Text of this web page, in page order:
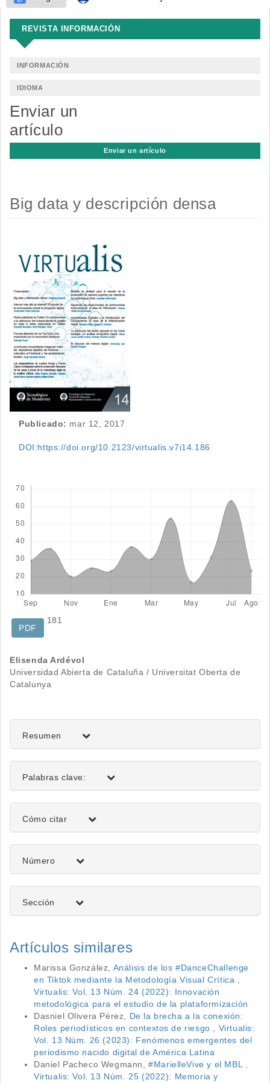
REVISTA INFORMACIÓN
INFORMACIÓN
IDIOMA
Enviar un
artículo
Enviar un artículo
Big data y descripción densa
lateral
del
artículo
Publicado: mar 12, 2017
DOI:https://doi.org/10.2123/virtualis.v7i14.186
181
PDF
Contenido
principal
artículo
Elisenda Ardévol
Universidad Abierta de Cataluña / Universitat Oberta de
Catalunya
Resumen
Palabras clave:
Detalles
del
artículo
Cómo citar
Número
Sección
Artículos similares
Marissa González, Análisis de los #DanceChallenge
en Tiktok mediante la Metodología Visual Crítica
Virtualis: Vol. 13 Núm. 24 (2022): Innovación
metodológica para el estudio de la plataformización
Dasniel Olivera Pérez, De la brecha a la conexión:
Roles periodísticos en contextos de riesgo
Virtualis:
Vol. 13 Núm. 26 (2023): Fenómenos emergentes del
periodismo nacido digital de América Latina
Daniel Pacheco Wegmann,#MarielleVive y el MBL
Virtualis: Vol. 13 Núm. 25 (2022): Memoria y